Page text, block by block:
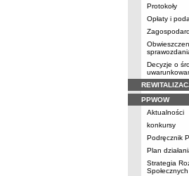
Protokoły
Opłaty i
Decyzje o
PPWOW
Aktualności
konkursy
Podręcznik
Plan
Strategia
Społecznych